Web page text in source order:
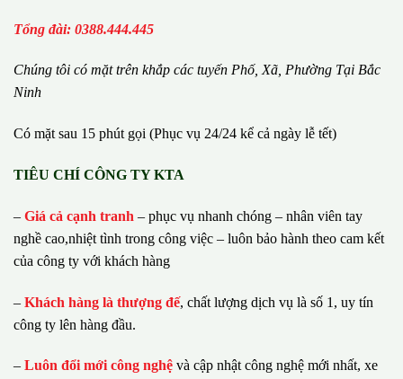
Tổng đài: 0388.444.445
Chúng tôi có mặt trên khắp các tuyến Phố, Xã, Phường Tại Bắc
Ninh
Có mặt sau 15 phút gọi (Phục vụ 24/24 kể cả ngày lễ tết)
TIÊU CHÍ CÔNG TY KTA
– Giá cả cạnh tranh – phục vụ nhanh chóng – nhân viên tay
nghề cao,nhiệt tình trong công việc – luôn bảo hành theo cam kết
của công ty với khách hàng
– Khách hàng là thượng đế, chất lượng dịch vụ là số 1, uy tín
công ty lên hàng đầu.
– Luôn đổi mới công nghệ và cập nhật công nghệ mới nhất, xe